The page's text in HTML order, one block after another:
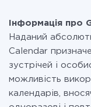
Інформація про
Наданий
Calendar
зустрічей і
можливість
календарів,